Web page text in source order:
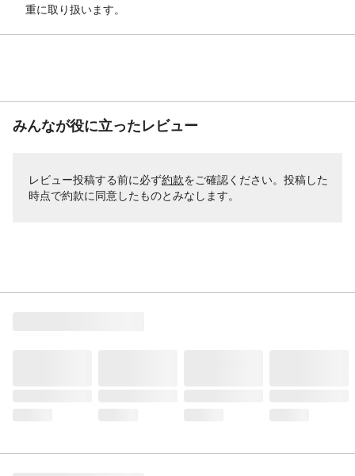
重に取り扱います。
みんなが役に立ったレビュー
レビュー投稿する前に必ず約款をご確認ください。投稿した
時点で約款に同意したものとみなします。